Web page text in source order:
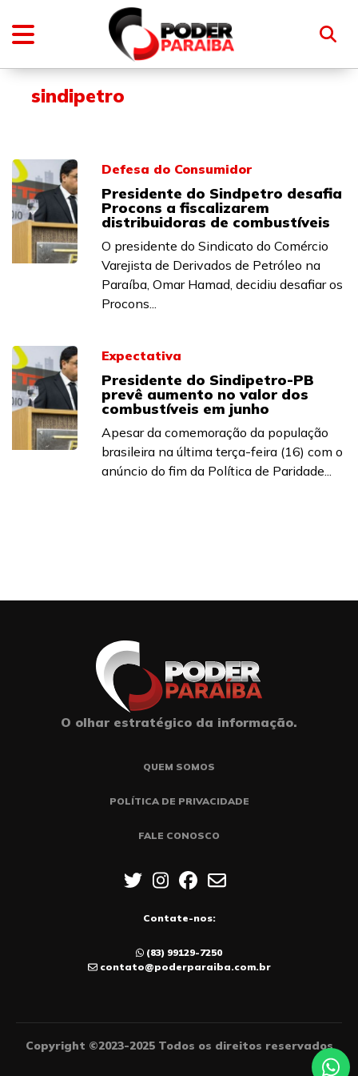
sindipetro
Defesa do Consumidor
Presidente do Sindpetro desafia
Procons a fiscalizarem
distribuidoras de combustíveis
O presidente do Sindicato do Comércio
Varejista de Derivados de Petróleo na
Paraíba, Omar Hamad, decidiu desafiar os
Procons...
Expectativa
Presidente do Sindipetro-PB
prevê aumento no valor dos
combustíveis em junho
Apesar da comemoração da população
brasileira na última terça-feira (16) com o
anúncio do fim da Política de Paridade...
O olhar estratégico da informação.
QUEM SOMOS
POLÍTICA DE PRIVACIDADE
FALE CONOSCO
Contate-nos:
(83) 99129-7250
contato@poderparaiba.com.br
Copyright ©2023-2025 Todos os direitos reservados